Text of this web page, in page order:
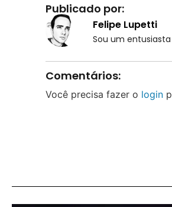
Publicado por:
Felipe Lupetti
Sou um
Comentários:
Você precisa fazer o login